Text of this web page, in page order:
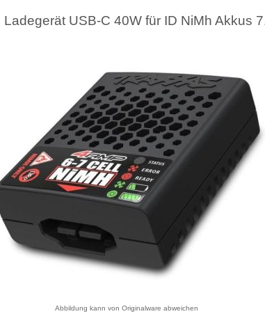
Ladegerät USB-C 40W für ID NiMh Akkus
Abbildung kann von Originalware abweichen